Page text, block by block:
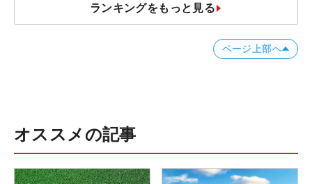
ランキングをもっと見る
ページ上部へ
オススメの記事